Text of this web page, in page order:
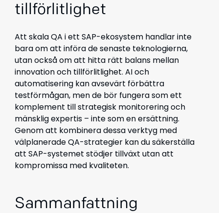
tillförlitlighet
Att skala QA i ett SAP-ekosystem handlar inte
bara om att införa de senaste teknologierna,
utan också om att hitta rätt balans mellan
innovation och tillförlitlighet. AI och
automatisering kan avsevärt förbättra
testförmågan, men de bör fungera som ett
komplement till strategisk monitorering och
mänsklig expertis – inte som en ersättning.
Genom att kombinera dessa verktyg med
välplanerade QA-strategier kan du säkerställa
att SAP-systemet stödjer tillväxt utan att
kompromissa med kvaliteten.
Sammanfattning